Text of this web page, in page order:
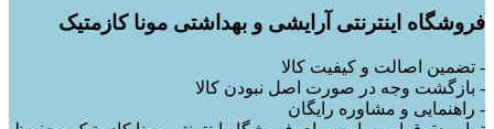
فروشگاه اینترنتی آرایشی و بهداشتی مونا کازمتیک
- تضمین اصالت و کیفیت کالا
- بازگشت وجه در صورت اصل نبودن کالا
- راهنمایی و مشاوره رایگان